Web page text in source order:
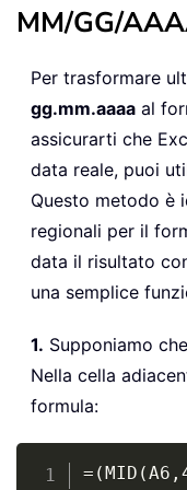
MM/GG/
Per trasformare
gg.mm.aaaa al
assicurarti che
data reale, puoi
Questo metodo è
regionali per il
data il risultato
una semplice
1. Supponiamo
Nella cella
formula: